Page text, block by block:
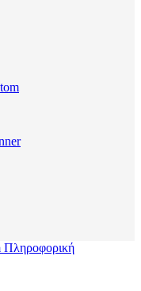
Πληροφορική